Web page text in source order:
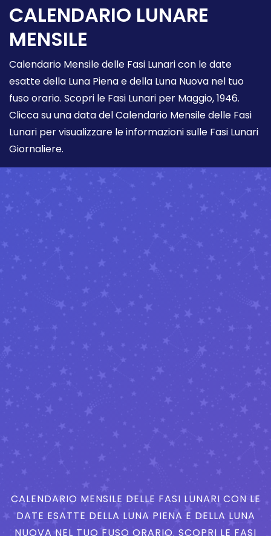
CALENDARIO LUNARE
MENSILE
Calendario Mensile delle Fasi Lunari con le date
esatte della Luna Piena e della Luna Nuova nel tuo
fuso orario. Scopri le Fasi Lunari per Maggio, 1946.
Clicca su una data del Calendario Mensile delle Fasi
Lunari per visualizzare le informazioni sulle Fasi Lunari
Giornaliere.
CALENDARIO MENSILE DELLE FASI LUNARI CON LE
DATE ESATTE DELLA LUNA PIENA E DELLA LUNA
NUOVA NEL TUO FUSO ORARIO. SCOPRI LE FASI